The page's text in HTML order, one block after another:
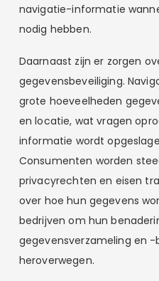
navigatie-informatie
nodig hebben.
Daarnaast zijn er zorgen
gegevensbeveiliging.
grote hoeveelheden
en locatie, wat vragen
informatie wordt
Consumenten worden
privacyrechten en eisen
over hoe hun gegevens
bedrijven om hun
gegevensverzameling en -
heroverwegen.